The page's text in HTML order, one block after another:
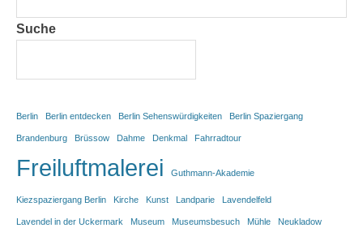
Suche
Berlin Berlin entdecken Berlin Sehenswürdigkeiten Berlin Spaziergang
Brandenburg Brüssow Dahme Denkmal Fahrradtour
Freiluftmalerei Guthmann-Akademie
Kiezspaziergang Berlin Kirche Kunst Landparie Lavendelfeld
Lavendel in der Uckermark Museum Museumsbesuch Mühle Neukladow